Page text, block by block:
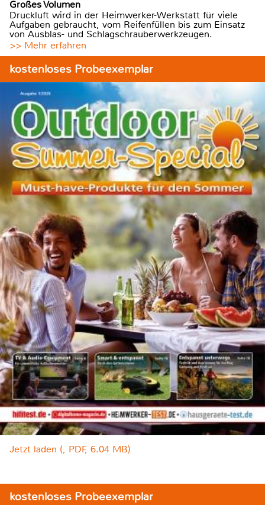
Großes Volumen
Druckluft wird in der Heimwerker-Werkstatt für viele
Aufgaben gebraucht, vom Reifenfüllen bis zum Einsatz
von Ausblas- und Schlagschrauberwerkzeugen.
>> Mehr erfahren
kostenloses Probeexemplar
Jetzt laden (, PDF, 6.04 MB)
kostenloses Probeexemplar